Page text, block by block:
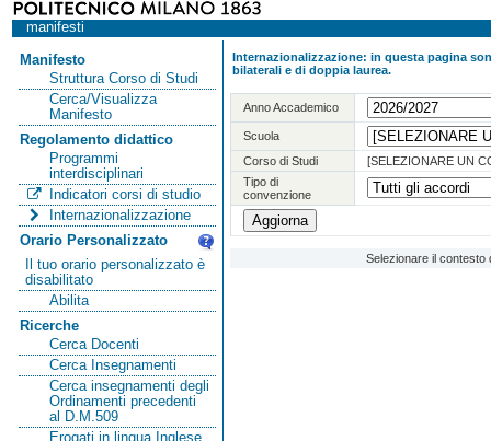
manifesti
Manifesto
Struttura Corso di Studi
Cerca/Visualizza
Manifesto
Regolamento didattico
Programmi
interdisciplinari
Indicatori corsi di studio
Internazionalizzazione
Orario Personalizzato
Il tuo orario personalizzato è
disabilitato
Abilita
Ricerche
Cerca Docenti
Cerca Insegnamenti
Cerca insegnamenti degli
Ordinamenti precedenti
al D.M.509
Erogati in lingua Inglese
Internazionalizzazione: in questa pagina
bilaterali e di doppia laurea.
Anno Accademico
Scuola
Corso di Studi
[SELEZIONARE UN
Tipo di
convenzione
Selezionare il